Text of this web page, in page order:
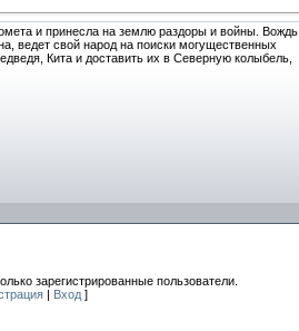
и принесла на землю раздоры и войны. Вождь
ведет свой народ на поиски могущественных
Кита и доставить их в Северную колыбель,
зарегистрированные пользователи.
Вход ]